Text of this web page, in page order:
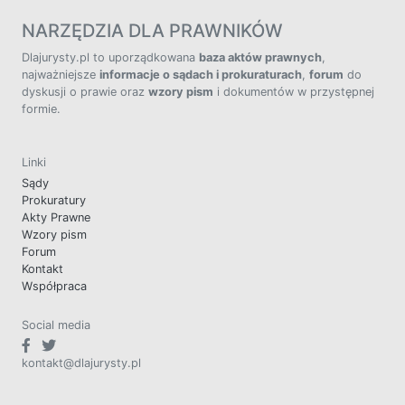
NARZĘDZIA DLA PRAWNIKÓW
Dlajurysty.pl to uporządkowana baza aktów prawnych,
najważniejsze informacje o sądach i prokuraturach, forum do
dyskusji o prawie oraz wzory pism i dokumentów w przystępnej
formie.
Linki
Sądy
Prokuratury
Akty Prawne
Wzory pism
Forum
Kontakt
Współpraca
Social media
kontakt@dlajurysty.pl